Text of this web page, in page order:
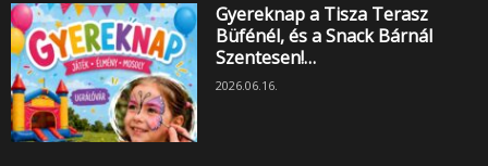
Gyereknap a Tisza Terasz
Büfénél, és a Snack Bárnál
Szentesen!…
2026.06.16.